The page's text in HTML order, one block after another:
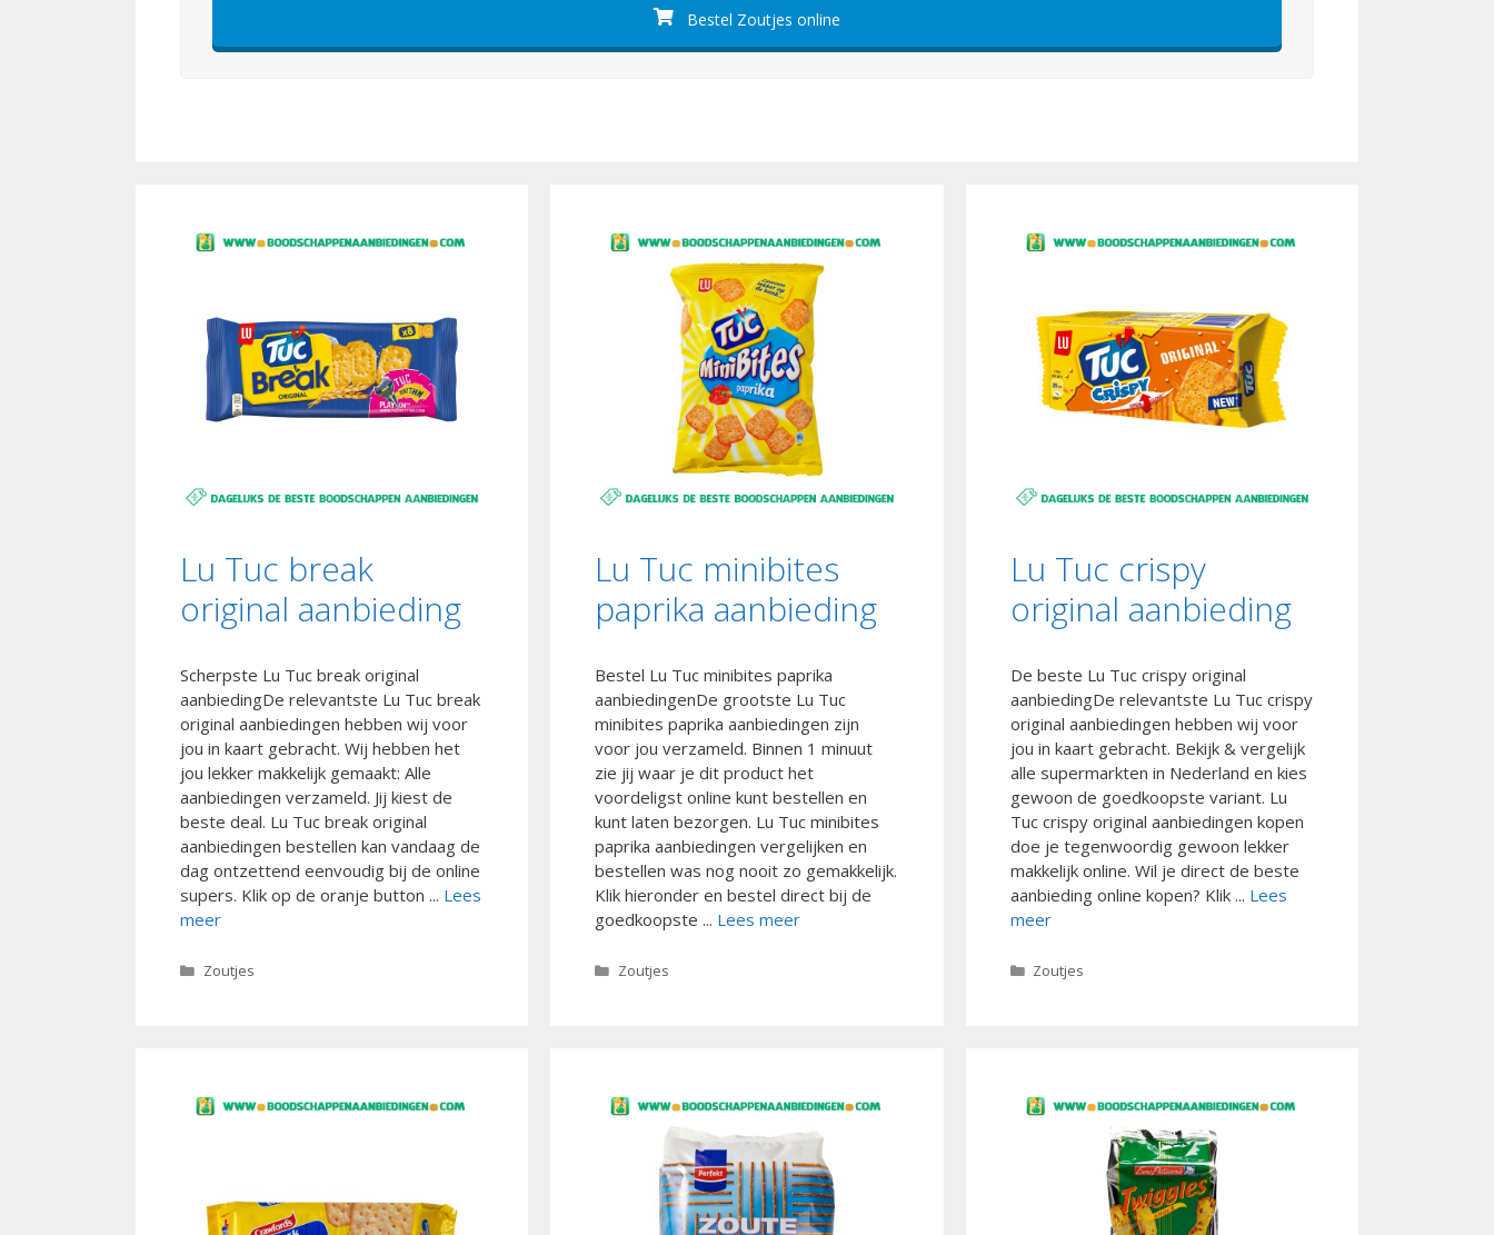
Bestel Zoutjes online
Lu Tuc break
original aanbieding
Scherpste Lu Tuc break original
aanbiedingDe relevantste Lu Tuc break
original aanbiedingen hebben wij voor
jou in kaart gebracht. Wij hebben het
jou lekker makkelijk gemaakt: Alle
aanbiedingen verzameld. Jij kiest de
beste deal. Lu Tuc break original
aanbiedingen bestellen kan vandaag de
dag ontzettend eenvoudig bij de online
supers. Klik op de oranje button ... Lees
meer
Categorieën
Zoutjes
Lu Tuc minibites
paprika aanbieding
Bestel Lu Tuc minibites paprika
aanbiedingenDe grootste Lu Tuc
minibites paprika aanbiedingen zijn
voor jou verzameld. Binnen 1 minuut
zie jij waar je dit product het
voordeligst online kunt bestellen en
kunt laten bezorgen. Lu Tuc minibites
paprika aanbiedingen vergelijken en
bestellen was nog nooit zo gemakkelijk.
Klik hieronder en bestel direct bij de
goedkoopste ... Lees meer
Categorieën
Zoutjes
Lu Tuc crispy
original aanbieding
De beste Lu Tuc crispy original
aanbiedingDe relevantste Lu Tuc crispy
original aanbiedingen hebben wij voor
jou in kaart gebracht. Bekijk & vergelijk
alle supermarkten in Nederland en kies
gewoon de goedkoopste variant. Lu
Tuc crispy original aanbiedingen kopen
doe je tegenwoordig gewoon lekker
makkelijk online. Wil je direct de beste
aanbieding online kopen? Klik ... Lees
meer
Categorieën
Zoutjes